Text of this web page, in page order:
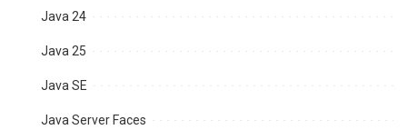
Java 24
Java 25
Java SE
Java Server Faces